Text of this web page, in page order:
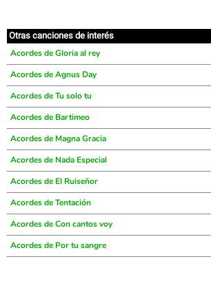
Otras canciones de interés
Acordes de Gloria al rey
Acordes de Agnus Day
Acordes de Tu solo tu
Acordes de Bartimeo
Acordes de Magna Gracia
Acordes de Nada Especial
Acordes de El Ruiseñor
Acordes de Tentación
Acordes de Con cantos voy
Acordes de Por tu sangre